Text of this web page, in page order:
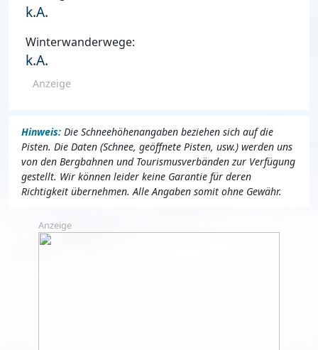
k.A.
Winterwanderwege:
k.A.
Anzeige
Hinweis: Die Schneehöhenangaben beziehen sich auf die
Pisten. Die Daten (Schnee, geöffnete Pisten, usw.) werden uns
von den Bergbahnen und Tourismusverbänden zur Verfügung
gestellt. Wir können leider keine Garantie für deren
Richtigkeit übernehmen. Alle Angaben somit ohne Gewähr.
Anzeige